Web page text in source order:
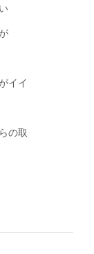
イイ
の取